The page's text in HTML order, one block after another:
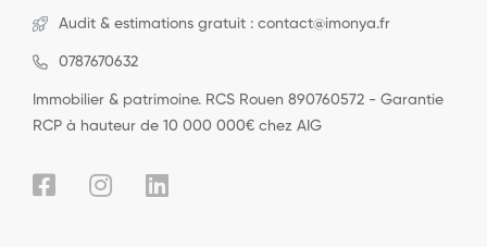
Audit & estimations gratuit : contact@imonya.fr
0787670632
Immobilier & patrimoine. RCS Rouen 890760572 - Garantie
RCP à hauteur de 10 000 000€ chez AIG